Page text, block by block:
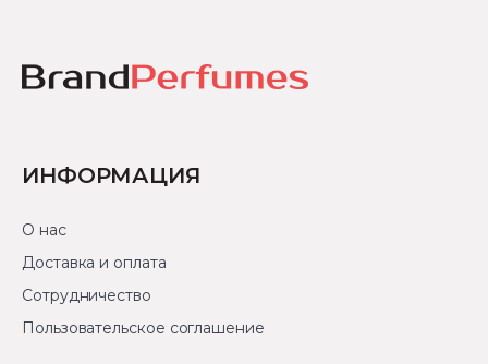
ИНФОРМАЦИЯ
О нас
Доставка и оплата
Сотрудничество
Пользовательское соглашение